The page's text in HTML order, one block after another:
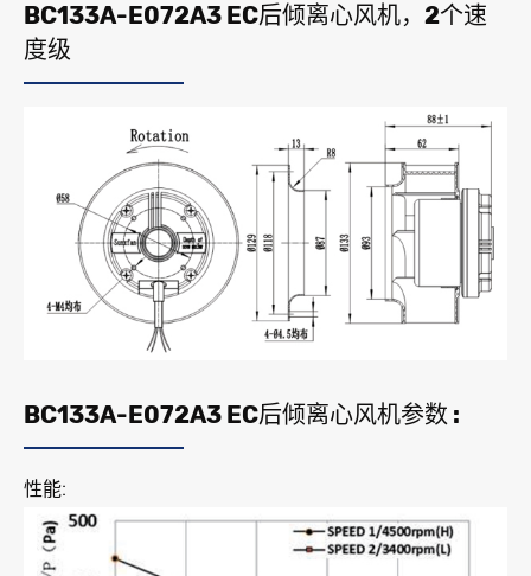
BC133A-E072A3 EC后倾离心风机，2个速
度级
BC133A-E072A3 EC后倾离心风机参数 :
性能: